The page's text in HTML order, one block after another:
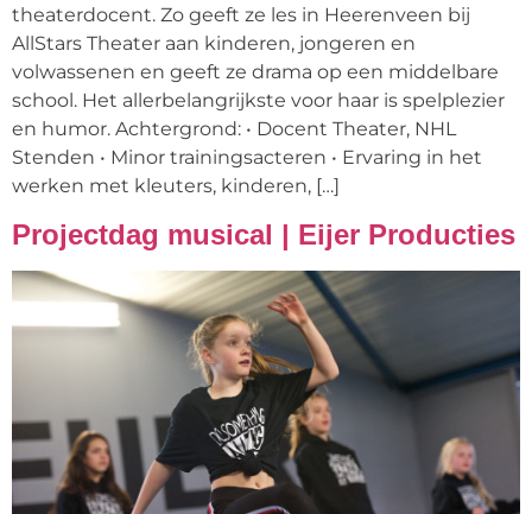
theaterdocent. Zo geeft ze les in Heerenveen bij
AllStars Theater aan kinderen, jongeren en
volwassenen en geeft ze drama op een middelbare
school. Het allerbelangrijkste voor haar is spelplezier
en humor. Achtergrond: • Docent Theater, NHL
Stenden • Minor trainingsacteren • Ervaring in het
werken met kleuters, kinderen, […]
Projectdag musical | Eijer Producties